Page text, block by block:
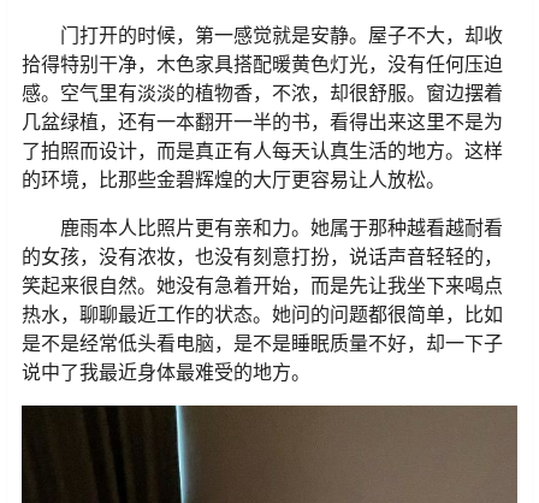
门打开的时候，第一感觉就是安静。屋子不大，却收
拾得特别干净，木色家具搭配暖黄色灯光，没有任何压迫
感。空气里有淡淡的植物香，不浓，却很舒服。窗边摆着
几盆绿植，还有一本翻开一半的书，看得出来这里不是为
了拍照而设计，而是真正有人每天认真生活的地方。这样
的环境，比那些金碧辉煌的大厅更容易让人放松。
鹿雨本人比照片更有亲和力。她属于那种越看越耐看
的女孩，没有浓妆，也没有刻意打扮，说话声音轻轻的，
笑起来很自然。她没有急着开始，而是先让我坐下来喝点
热水，聊聊最近工作的状态。她问的问题都很简单，比如
是不是经常低头看电脑，是不是睡眠质量不好，却一下子
说中了我最近身体最难受的地方。